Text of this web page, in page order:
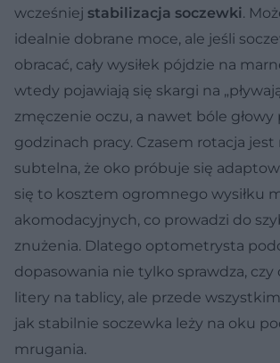
wcześniej stabilizacja soczewki.
idealnie dobrane moce, ale jeśli
obracać, cały wysiłek pójdzie na
wtedy pojawiają się skargi na
zmęczenie oczu, a nawet bóle głowy
godzinach pracy. Czasem rotacja jest
subtelna, że oko próbuje się
się to kosztem ogromnego wysiłku
akomodacyjnych, co prowadzi do
znużenia. Dlatego optometrysta
dopasowania nie tylko sprawdza, czy
litery na tablicy, ale przede
jak stabilnie soczewka leży na oku
mrugania.